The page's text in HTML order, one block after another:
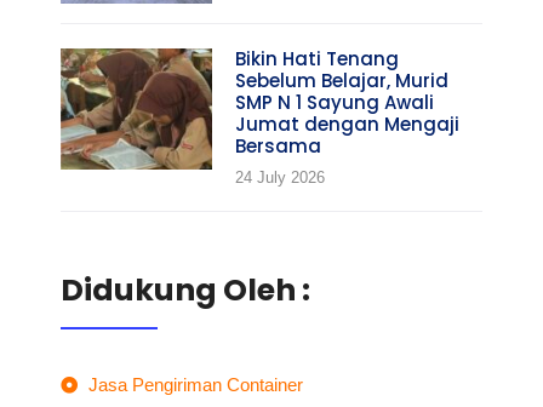
Bikin Hati Tenang
Sebelum Belajar, Murid
SMP N 1 Sayung Awali
Jumat dengan Mengaji
Bersama
24 July 2026
Didukung Oleh :
Jasa Pengiriman Container